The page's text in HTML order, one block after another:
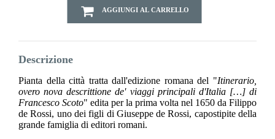
AGGIUNGI AL CARRELLO
Descrizione
Pianta della città tratta dall'edizione romana del "Itinerario,
overo nova descrittione de' viaggi principali d'Italia […] di
Francesco Scoto" edita per la prima volta nel 1650 da Filippo
de Rossi, uno dei figli di Giuseppe de Rossi, capostipite della
grande famiglia di editori romani.